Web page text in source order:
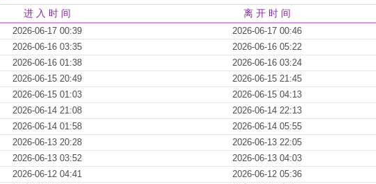
进 入 时 间 离 开 时 间
2026-06-17 00:39 2026-06-17 00:46
2026-06-16 03:35 2026-06-16 05:22
2026-06-16 01:38 2026-06-16 03:24
2026-06-15 20:49 2026-06-15 21:45
2026-06-15 01:03 2026-06-15 04:13
2026-06-14 21:08 2026-06-14 22:13
2026-06-14 01:58 2026-06-14 05:55
2026-06-13 20:28 2026-06-13 22:05
2026-06-13 03:52 2026-06-13 04:03
2026-06-12 04:41 2026-06-12 05:36